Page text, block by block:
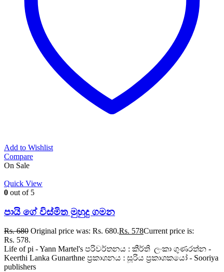
Add to Wishlist
Compare
On Sale
Quick View
0 out of 5
පායි ගේ විස්මිත මුහුදු ගමන
Rs.680 Original price was: Rs. 680.Rs. 578Current price is:
Rs. 578.
Life of pi - Yann Martel's පරිවර්තනය : කීර්ති ලංකා ගුණරත්න -
Keerthi Lanka Gunarthne ප්‍රකාශනය : සූරිය ප්‍රකාශකයෝ - Sooriya
publishers